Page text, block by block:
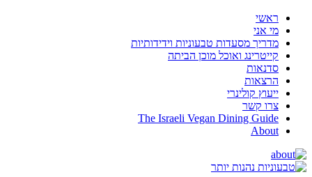
ראשי
מי אני
מדריך מסעדות טבעוניות וידידותיות
קייטרינג ואוכל מוכן הביתה
סדנאות
הרצאות
ייעוץ קולינרי
צרו קשר
The Israeli Vegan Dining Guide
About